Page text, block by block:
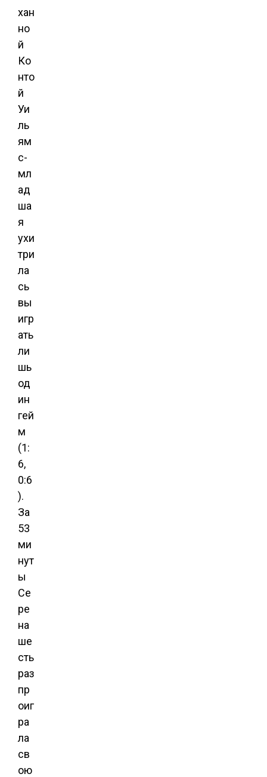
хан
но
й
Ко
нто
й
Уи
ль
ям
с-
мл
ад
ша
я
ухи
три
ла
сь
вы
игр
ать
ли
шь
од
ин
гей
м
(1:
6,
0:6
).
За
53
ми
нут
ы
Се
ре
на
ше
сть
раз
пр
оиг
ра
ла
св
ою